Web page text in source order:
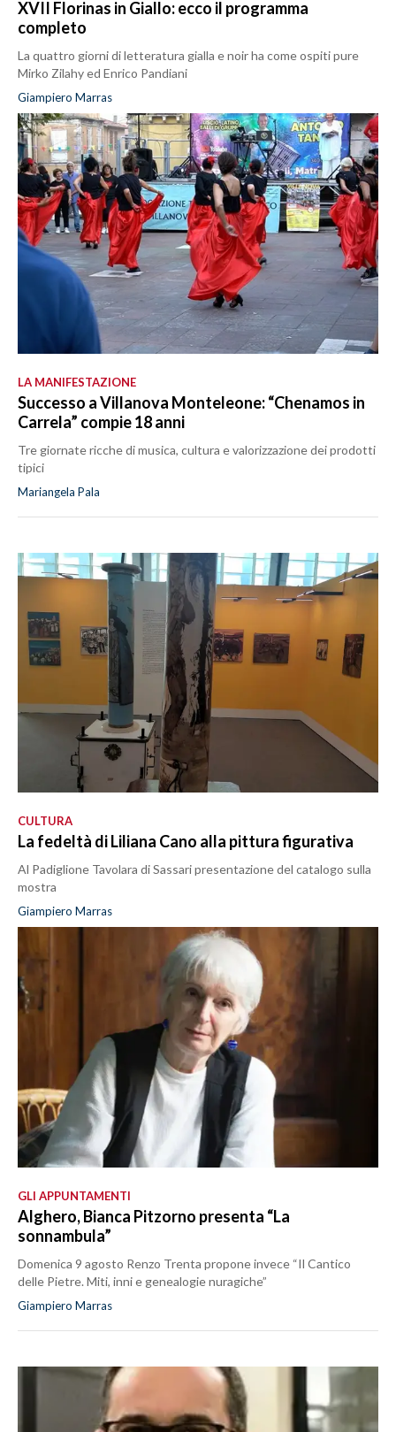
XVII Florinas in Giallo: ecco il programma
completo
La quattro giorni di letteratura gialla e noir ha come ospiti pure
Mirko Zilahy ed Enrico Pandiani
Giampiero Marras
LA MANIFESTAZIONE
Successo a Villanova Monteleone: “Chenamos in
Carrela” compie 18 anni
Tre giornate ricche di musica, cultura e valorizzazione dei prodotti
tipici
Mariangela Pala
CULTURA
La fedeltà di Liliana Cano alla pittura figurativa
Al Padiglione Tavolara di Sassari presentazione del catalogo sulla
mostra
Giampiero Marras
GLI APPUNTAMENTI
Alghero, Bianca Pitzorno presenta “La
sonnambula”
Domenica 9 agosto Renzo Trenta propone invece “Il Cantico
delle Pietre. Miti, inni e genealogie nuragiche”
Giampiero Marras